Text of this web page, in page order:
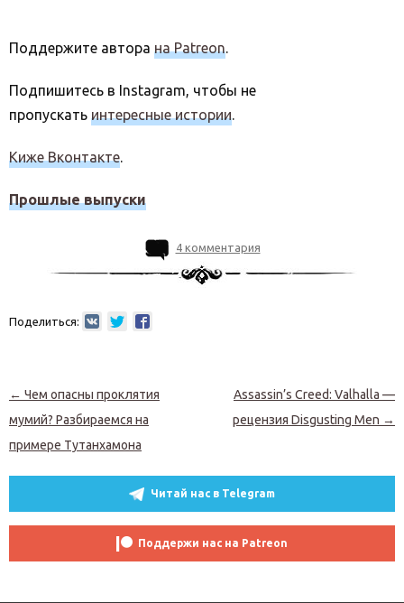
Поддержите автора на Patreon.
Подпишитесь в Instagram, чтобы не
пропускать интересные истории.
Киже Вконтакте.
Прошлые выпуски
4 комментария
Поделиться:
Навигация по записям
← Чем опасны проклятия
мумий? Разбираемся на
примере Тутанхамона
Assassin’s Creed: Valhalla —
рецензия Disgusting Men →
Читай нас в Telegram
Поддержи нас на Patreon